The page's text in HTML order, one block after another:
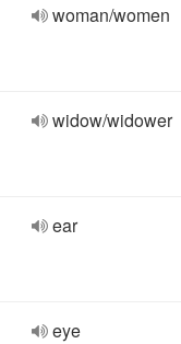
woman/women
widow/widower
ear
eye